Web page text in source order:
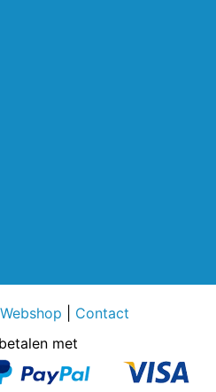
Webshop
Contact
met